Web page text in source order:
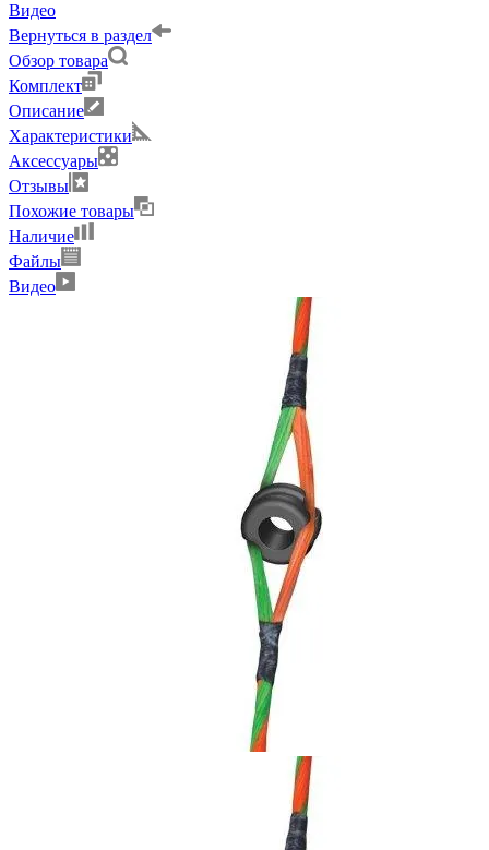
Видео
Вернуться в раздел
Обзор товара
Комплект
Описание
Характеристики
Аксессуары
Отзывы
Похожие товары
Наличие
Файлы
Видео